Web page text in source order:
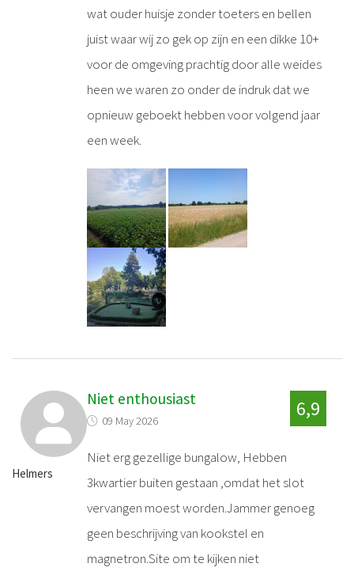
wat ouder huisje zonder toeters en bellen
juist waar wij zo gek op zijn en een dikke 10+
voor de omgeving prachtig door alle weides
heen we waren zo onder de indruk dat we
opnieuw geboekt hebben voor volgend jaar
een week.
Helmers
Niet enthousiast
09 May 2026
6,9
Niet erg gezellige bungalow, Hebben
3kwartier buiten gestaan ,omdat het slot
vervangen moest worden.Jammer genoeg
geen beschrijving van kookstel en
magnetron.Site om te kijken niet